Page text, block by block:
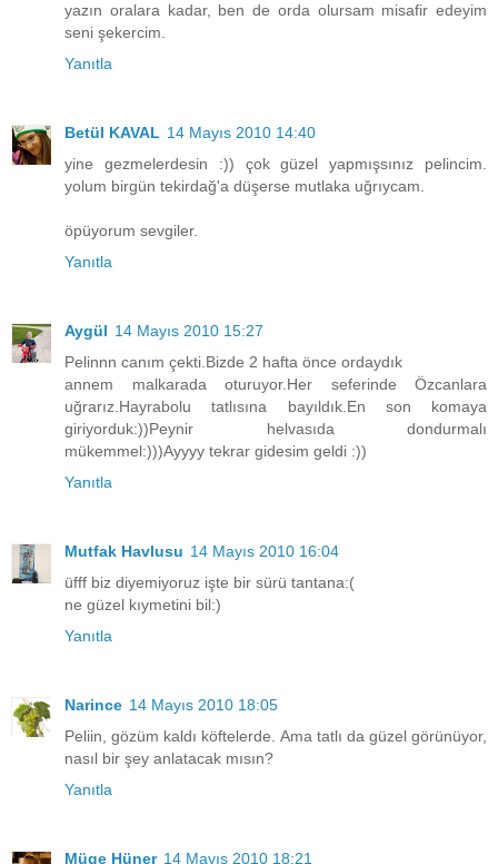
yazın oralara kadar, ben de orda olursam misafir edeyim
seni şekercim.
Yanıtla
Betül KAVAL 14 Mayıs 2010 14:40
yine gezmelerdesin :)) çok güzel yapmışsınız pelincim.
yolum birgün tekirdağ'a düşerse mutlaka uğrıycam.
öpüyorum sevgiler.
Yanıtla
Aygül 14 Mayıs 2010 15:27
Pelinnn canım çekti.Bizde 2 hafta önce ordaydık
annem malkarada oturuyor.Her seferinde Özcanlara
uğrarız.Hayrabolu tatlısına bayıldık.En son komaya
giriyorduk:))Peynir helvasıda dondurmalı
mükemmel:)))Ayyyy tekrar gidesim geldi :))
Yanıtla
Mutfak Havlusu 14 Mayıs 2010 16:04
üfff biz diyemiyoruz işte bir sürü tantana:(
ne güzel kıymetini bil:)
Yanıtla
Narince 14 Mayıs 2010 18:05
Peliin, gözüm kaldı köftelerde. Ama tatlı da güzel görünüyor,
nasıl bir şey anlatacak mısın?
Yanıtla
Müge Hüner 14 Mayıs 2010 18:21